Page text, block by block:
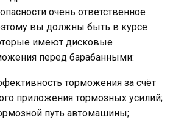
очень ответственное
вы должны быть в курсе
имеют дисковые
перед барабанными:
торможения за счёт
приложения тормозных усилий;
путь автомашины;